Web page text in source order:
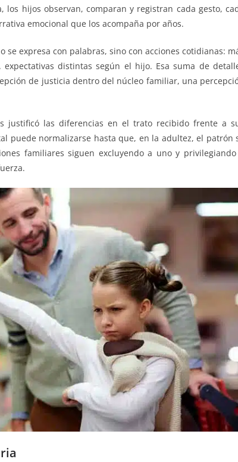
hijos observan, comparan y registran cada gesto,
emocional que los acompaña por años.
expresa con palabras, sino con acciones cotidianas:
distintas según el hijo. Esa suma de
de justicia dentro del núcleo familiar, una
justificó las diferencias en el trato recibido frente a
puede normalizarse hasta que, en la adultez, el patrón
familiares siguen excluyendo a uno y privilegiando